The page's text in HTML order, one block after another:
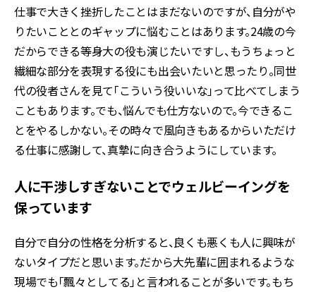
仕事で大きく挫折したことはまだないのですが、自分がや
りたいこととのギャップに悩むことはあります。24歳の今
だからできる等身大の役も演じたいですし、もうちょっと
繊細な部分を表現する役にも出会いたいと思ったり。同世
代の役者さんを見て「こういう役いいな」って比べてしまう
こともあります。でも、悩んでも仕方ないので。今できるこ
とをやるしかない。その時々で風向きもあるからいただけ
る仕事に感謝して、真摯に向き合うようにしています。
人に干渉しすぎないことでウェルビーイングを
保っています
自分で自分の性格を分析すると、良くも悪くも人に興味が
ないタイプだと思います。だから大先輩に囲まれるような
現場でも「飄々としてる」と言われることが多いです。もち